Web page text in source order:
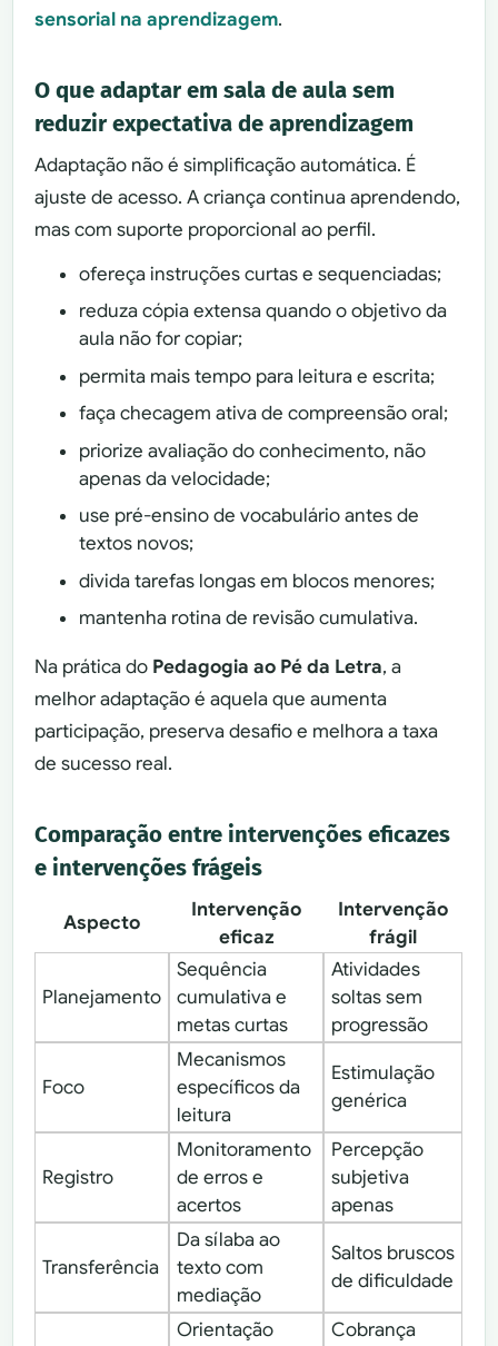
sensorial na aprendizagem.
O que adaptar em sala de aula sem
reduzir expectativa de aprendizagem
Adaptação não é simplificação automática. É
ajuste de acesso. A criança continua aprendendo,
mas com suporte proporcional ao perfil.
ofereça instruções curtas e sequenciadas;
reduza cópia extensa quando o objetivo da
aula não for copiar;
permita mais tempo para leitura e escrita;
faça checagem ativa de compreensão oral;
priorize avaliação do conhecimento, não
apenas da velocidade;
use pré-ensino de vocabulário antes de
textos novos;
divida tarefas longas em blocos menores;
mantenha rotina de revisão cumulativa.
Na prática do Pedagogia ao Pé da Letra, a
melhor adaptação é aquela que aumenta
participação, preserva desafio e melhora a taxa
de sucesso real.
Comparação entre intervenções eficazes
e intervenções frágeis
Aspecto
Intervenção
eficaz
Intervenção
frágil
Planejamento
Sequência
cumulativa e
metas curtas
Atividades
soltas sem
progressão
Foco
Mecanismos
específicos da
leitura
Estimulação
genérica
Registro
Monitoramento
de erros e
acertos
Percepção
subjetiva
apenas
Transferência
Da sílaba ao
texto com
mediação
Saltos bruscos
de dificuldade
Orientação
Cobrança